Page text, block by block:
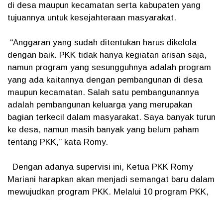
di desa maupun kecamatan serta kabupaten yang
tujuannya untuk kesejahteraan masyarakat.
“Anggaran yang sudah ditentukan harus dikelola
dengan baik. PKK tidak hanya kegiatan arisan saja,
namun program yang sesungguhnya adalah program
yang ada kaitannya dengan pembangunan di desa
maupun kecamatan. Salah satu pembangunannya
adalah pembangunan keluarga yang merupakan
bagian terkecil dalam masyarakat. Saya banyak turun
ke desa, namun masih banyak yang belum paham
tentang PKK,” kata Romy.
Dengan adanya supervisi ini, Ketua PKK Romy
Mariani harapkan akan menjadi semangat baru dalam
mewujudkan program PKK. Melalui 10 program PKK,